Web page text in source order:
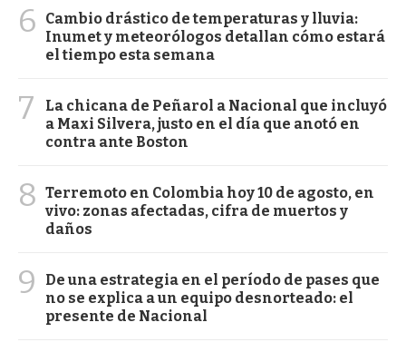
6
Cambio drástico de temperaturas y lluvia:
Inumet y meteorólogos detallan cómo estará
el tiempo esta semana
7
La chicana de Peñarol a Nacional que incluyó
a Maxi Silvera, justo en el día que anotó en
contra ante Boston
8 Terremoto en Colombia hoy 10 de agosto, en
vivo: zonas afectadas, cifra de muertos y
daños
9
De una estrategia en el período de pases que
no se explica a un equipo desnorteado: el
presente de Nacional